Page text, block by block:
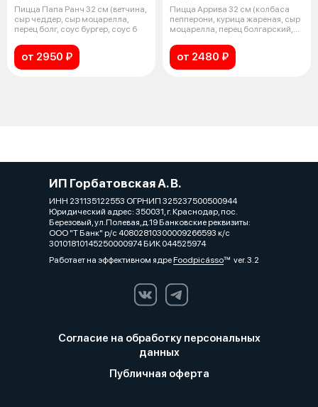
Пицца Папа Ранч 32 см (ветчина,
сыр чеддер, сыр моцарелла,
перец болг, соус бургер, соус б
от 2950 ₽
Пицца Аррива 32 см (колбаса
пепперони, курица жареная, сыр
моцарелла, перец болгарский,
от 2480 ₽
ИП Горбатовская А. В.
ИНН 231135122553 ОГРНИП 325237500500944
Юридический адрес: 350031, г. Краснодар, пос.
Березовый, ул.Полевая,д.19 Банковские реквизиты:
ООО "Т Банк" р/с 40802810300009266593 к/с
30101810145250000974 БИК 044525974
Работает на эффективном ядреFoodpicássover. 3.2
Согласие на обработку персональных
данных
Публичная оферта